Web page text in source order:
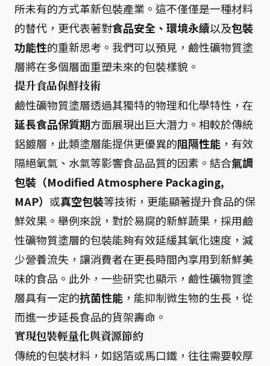
所未有的方式革新包裝產業。這不僅僅是一種材料
的替代，更代表著對食品安全、環境永續以及包裝
功能性的重新思考。我們可以預見，鹼性礦物質塗
層將在多個層面重塑未來的包裝樣貌。
提升食品保鮮技術
鹼性礦物質塗層透過其獨特的物理和化學特性，在
延長食品保質期方面展現出巨大潛力。相較於傳統
鋁鍍層，此類塗層能提供更優異的阻隔性能 ，有效
隔絕氧氣、水氣等影響食品品質的因素。結合氣調
包裝（Modified Atmosphere Packaging,
MAP） 或真空包裝等技術，更能顯著提升食品的保
鮮效果。舉例來說，對於易腐的新鮮蔬果，採用鹼
性礦物質塗層的包裝能夠有效延緩其氧化速度，減
少營養流失，讓消費者在更長時間內享用到新鮮美
味的食品。此外，一些研究也顯示，鹼性礦物質塗
層具有一定的抗菌性能 ，能抑制微生物的生長，從
而進一步延長食品的貨架壽命。
實現包裝輕量化與資源節約
傳統的包裝材料，如鋁箔或馬口鐵，往往需要較厚